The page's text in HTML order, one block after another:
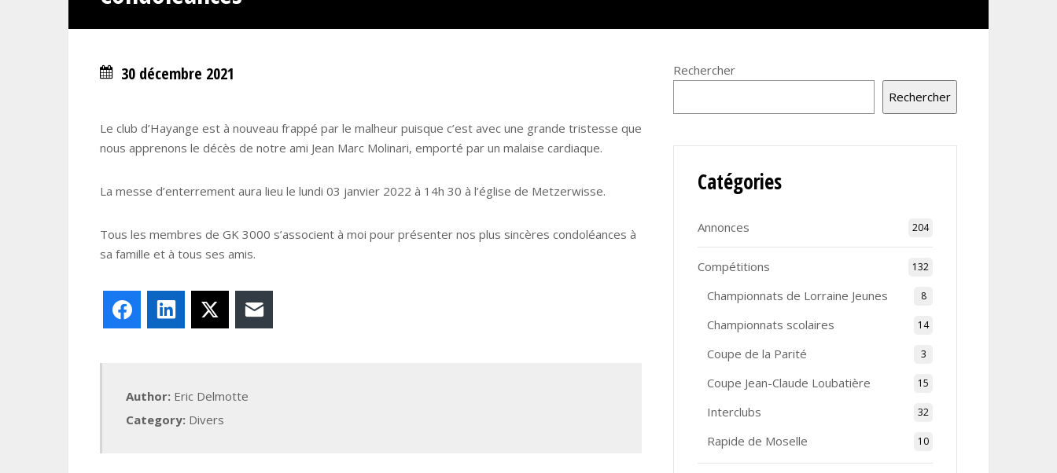
30 décembre 2021
Le club d’Hayange est à nouveau frappé par le malheur puisque c’est avec une grande tristesse que
nous apprenons le décès de notre ami Jean Marc Molinari, emporté par un malaise cardiaque.
La messe d’enterrement aura lieu le lundi 03 janvier 2022 à 14h 30 à l’église de Metzerwisse.
Tous les membres de GK 3000 s’associent à moi pour présenter nos plus sincères condoléances à
sa famille et à tous ses amis.
FacebookLinkedIn
Author: Eric Delmotte
Category: Divers
Rechercher
Rechercher
Catégories
Annonces 204
Compétitions 132
Championnats de Lorraine Jeunes 8
Championnats scolaires 14
Coupe de la Parité 3
Coupe Jean-Claude Loubatière 15
Interclubs 32
Rapide de Moselle 10